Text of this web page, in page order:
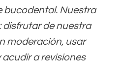
bucodental. Nuestra
de nuestra
moderación, usar
a revisiones